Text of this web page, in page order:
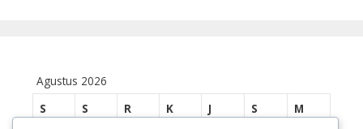
Agustus 2026
S
S R K J S
M